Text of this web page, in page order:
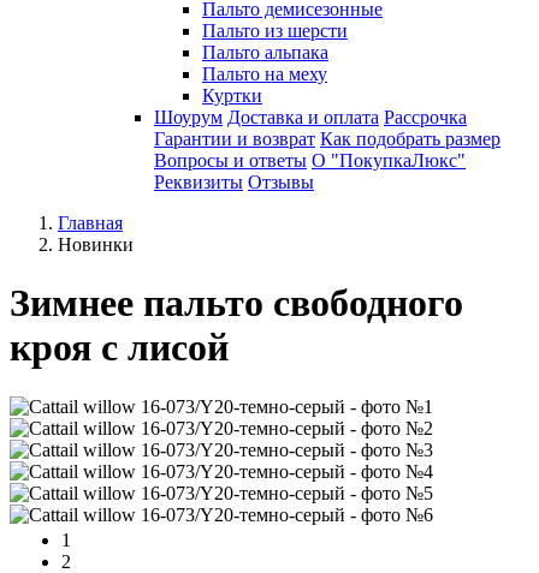
Пальто демисезонные
Пальто из шерсти
Пальто альпака
Пальто на меху
Куртки
Шоурум Доставка и оплата Рассрочка
Гарантии и возврат Как подобрать размер
Вопросы и ответы О "ПокупкаЛюкс"
Реквизиты Отзывы
Главная
Новинки
Зимнее пальто свободного
кроя с лисой
1
2